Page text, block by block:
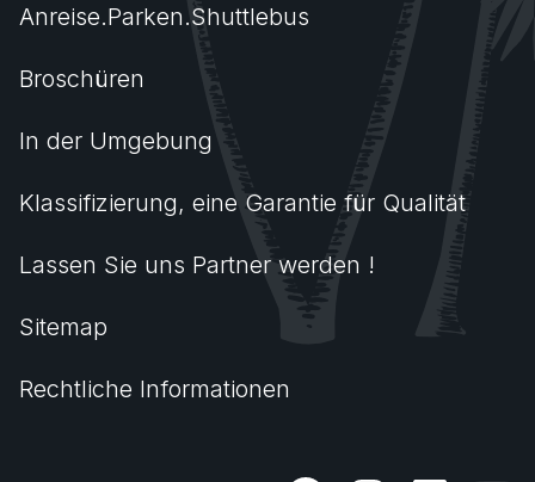
Anreise.Parken.Shuttlebus
Broschüren
In der Umgebung
Klassifizierung, eine Garantie für Qualität
Lassen Sie uns Partner werden !
Sitemap
Rechtliche Informationen